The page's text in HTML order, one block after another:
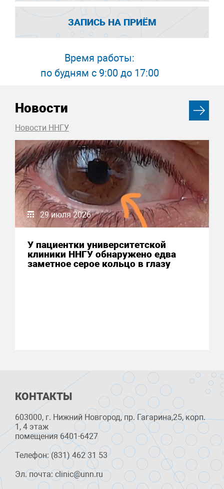
ЗАПИСЬ НА ПРИЁМ
Время работы:
по будням с 9:00 до 17:00
Новости
Новости ННГУ
29 июля 2026
У пациентки университетской
клиники ННГУ обнаружено едва
заметное серое кольцо в глазу
КОНТАКТЫ
603000, г. Нижний Новгород, пр. Гагарина,25, корп.
1, 4 этаж
помещения 6401-6427
Телефон: (831) 462 31 53
Эл. почта: clinic@unn.ru